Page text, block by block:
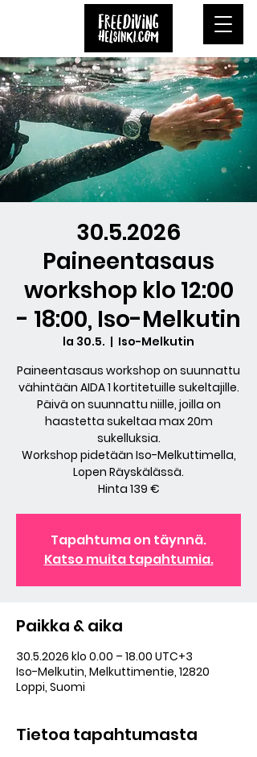
30.5.2026
Paineentasaus
workshop klo 12:00
- 18:00, Iso-Melkutin
la 30.5.
  |
Iso-Melkutin
Paineentasaus workshop on suunnattu
vähintään AIDA 1 kortitetuille sukeltajille.
Päivä on suunnattu niille, joilla on
haastetta sukeltaa max 20m
sukelluksia.
Workshop pidetään Iso-Melkuttimella,
Lopen Räyskälässä.
Hinta 139 €
Tapahtuma on täynnä.
Katso muita tapahtumia.
Paikka & aika
30.5.2026 klo 0.00 – 18.00 UTC+3
Iso-Melkutin, Melkuttimentie, 12820
Loppi, Suomi
Tietoa tapahtumasta